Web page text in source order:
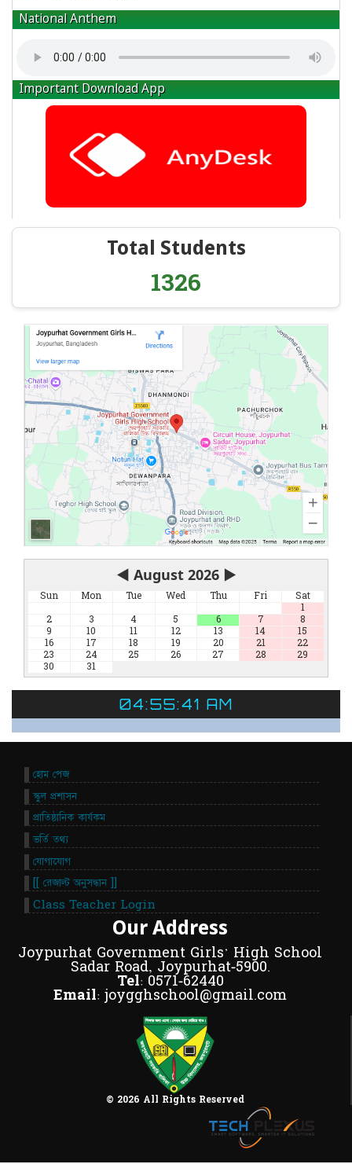
National Anthem
Important Download App
Total Students
1326
◀ August 2026 ▶
Sun Mon Tue Wed Thu Fri
Sat
1
2
3 4 5 6 7
8
9
10 11 12 13 14
15
16
17 18 19 20 21
22
23
24 25 26 27 28
29
30
31
04:55:41 AM
© 2026 All Rights Reserved
Our Address
Joypurhat Government Girls' High School
Sadar Road, Joypurhat-5900.
Tel: 0571-62440
Email: joygghschool@gmail.com
হোম পেজ
স্কুল প্রশাসন
প্রাতিষ্ঠানিক কার্যকম
ভর্তি তথ্য
যোগাযোগ
[[ রেজাল্ট অনুসন্ধান ]]
Class Teacher Login